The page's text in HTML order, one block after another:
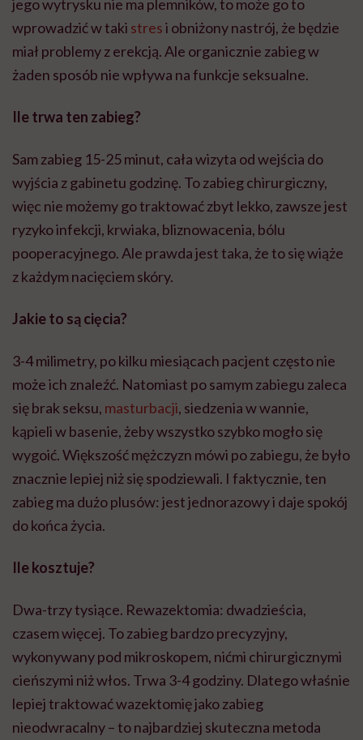
jego wytrysku nie ma plemników, to może go to
wprowadzić w taki stresi obniżony nastrój, że będzie
miał problemy z erekcją. Ale organicznie zabieg w
żaden sposób nie wpływa na funkcje seksualne.
Ile trwa ten zabieg?
Sam zabieg 15-25 minut, cała wizyta od wejścia do
wyjścia z gabinetu godzinę. To zabieg chirurgiczny,
więc nie możemy go traktować zbyt lekko, zawsze jest
ryzyko infekcji, krwiaka, bliznowacenia, bólu
pooperacyjnego. Ale prawda jest taka, że to się wiąże
z każdym nacięciem skóry.
Jakie to są cięcia?
3-4 milimetry, po kilku miesiącach pacjent często nie
może ich znaleźć. Natomiast po samym zabiegu zaleca
się brak seksu, masturbacji, siedzenia w wannie,
kąpieli w basenie, żeby wszystko szybko mogło się
wygoić. Większość mężczyzn mówi po zabiegu, że było
znacznie lepiej niż się spodziewali. I faktycznie, ten
zabieg ma dużo plusów: jest jednorazowy i daje spokój
do końca życia.
Ile kosztuje?
Dwa-trzy tysiące. Rewazektomia: dwadzieścia,
czasem więcej. To zabieg bardzo precyzyjny,
wykonywany pod mikroskopem, nićmi chirurgicznymi
cieńszymi niż włos. Trwa 3-4 godziny. Dlatego właśnie
lepiej traktować wazektomię jako zabieg
nieodwracalny – to najbardziej skuteczna metoda